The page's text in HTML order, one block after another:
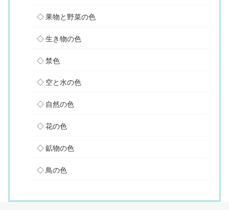
果物と野菜の色
生き物の色
禁色
空と水の色
自然の色
花の色
鉱物の色
鳥の色